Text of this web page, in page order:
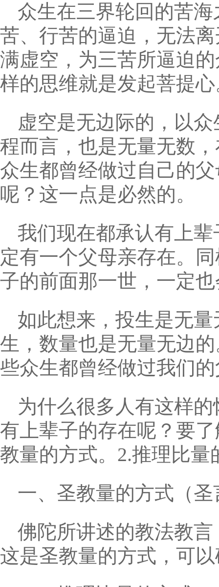
众生在三界轮回的苦
苦、行苦的逼迫，无法
满虚空，为三苦所逼迫
样的思维就是发起菩提
虚空是无边际的，以
程而言，也是无量无数
众生都曾经做过自己的
呢？这一点是必然的。
我们现在都承认有上
定有一个父母亲存在。
子的前面那一世，一定
如此想来，投生是无
生，数量也是无量无边
些众生都曾经做过我们
为什么很多人有这样
有上辈子的存在呢？要
教量的方式。2.推理比量
一、圣教量的方式（圣
佛陀所讲述的教法教
这是圣教量的方式，可